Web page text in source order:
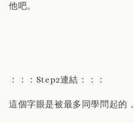
他吧。
：：：Step2連結：：：
這個字眼是被最多同學問起的